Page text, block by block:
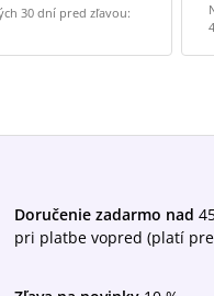
30 dní pred zľavou:
Doručenie zadarmo nad
pri platbe vopred (platí